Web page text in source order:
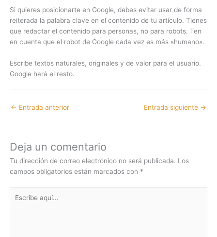
Si quieres posicionarte en Google, debes evitar usar de forma
reiterada la palabra clave en el contenido de tu artículo. Tienes
que redactar el contenido para personas, no para robots. Ten
en cuenta que el robot de Google cada vez es más «humano».
Escribe textos naturales, originales y de valor para el usuario.
Google hará el resto.
← Entrada anterior Entrada siguiente →
Deja un comentario
Tu dirección de correo electrónico no será publicada. Los
campos obligatorios están marcados con *
aquí...